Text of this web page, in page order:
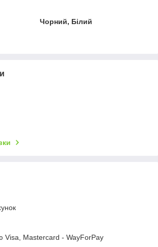
Чорний, Білий
Visa, Mastercard - WayForPay